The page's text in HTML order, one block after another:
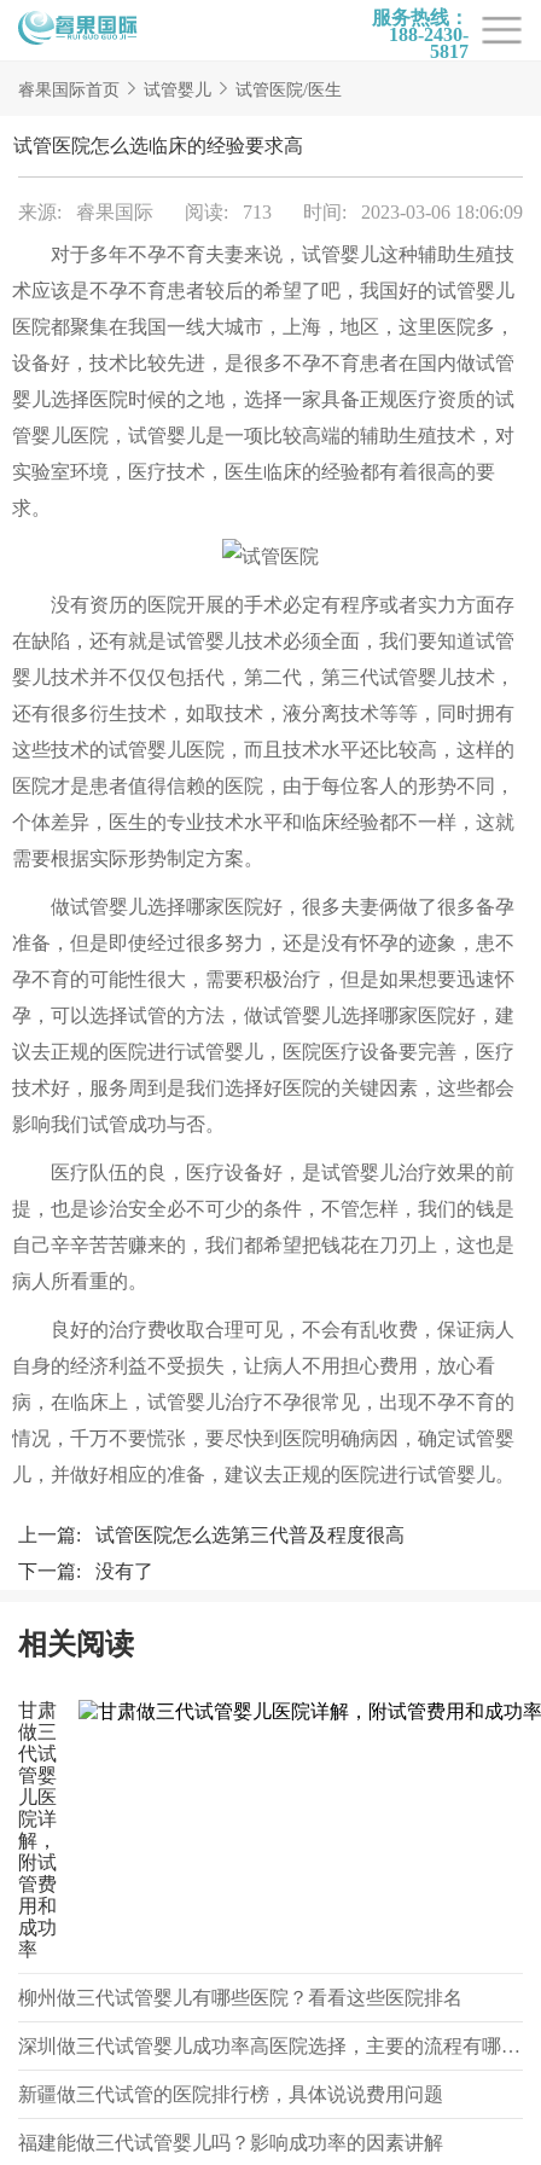
服务热线：
188-2430-
5817
首页
试管项目
试管百科
试管医院
睿果国际
睿果国际首页 试管婴儿 试管医院/医生
试管医院怎么选临床的经验要求高
来源: 睿果国际 阅读: 713 时间: 2023-03-06 18:06:09
对于多年不孕不育夫妻来说，试管婴儿这种辅助生殖技
术应该是不孕不育患者较后的希望了吧，我国好的试管婴儿
医院都聚集在我国一线大城市，上海，地区，这里医院多，
设备好，技术比较先进，是很多不孕不育患者在国内做试管
婴儿选择医院时候的之地，选择一家具备正规医疗资质的试
管婴儿医院，试管婴儿是一项比较高端的辅助生殖技术，对
实验室环境，医疗技术，医生临床的经验都有着很高的要
求。
没有资历的医院开展的手术必定有程序或者实力方面存
在缺陷，还有就是试管婴儿技术必须全面，我们要知道试管
婴儿技术并不仅仅包括代，第二代，第三代试管婴儿技术，
还有很多衍生技术，如取技术，液分离技术等等，同时拥有
这些技术的试管婴儿医院，而且技术水平还比较高，这样的
医院才是患者值得信赖的医院，由于每位客人的形势不同，
个体差异，医生的专业技术水平和临床经验都不一样，这就
需要根据实际形势制定方案。
做试管婴儿选择哪家医院好，很多夫妻俩做了很多备孕
准备，但是即使经过很多努力，还是没有怀孕的迹象，患不
孕不育的可能性很大，需要积极治疗，但是如果想要迅速怀
孕，可以选择试管的方法，做试管婴儿选择哪家医院好，建
议去正规的医院进行试管婴儿，医院医疗设备要完善，医疗
技术好，服务周到是我们选择好医院的关键因素，这些都会
影响我们试管成功与否。
医疗队伍的良，医疗设备好，是试管婴儿治疗效果的前
提，也是诊治安全必不可少的条件，不管怎样，我们的钱是
自己辛辛苦苦赚来的，我们都希望把钱花在刀刃上，这也是
病人所看重的。
良好的治疗费收取合理可见，不会有乱收费，保证病人
自身的经济利益不受损失，让病人不用担心费用，放心看
病，在临床上，试管婴儿治疗不孕很常见，出现不孕不育的
情况，千万不要慌张，要尽快到医院明确病因，确定试管婴
儿，并做好相应的准备，建议去正规的医院进行试管婴儿。
上一篇: 试管医院怎么选第三代普及程度很高
下一篇: 没有了
相关阅读
甘肃
做三
代试
管婴
儿医
院详
解，
附试
管费
用和
成功
率
柳州做三代试管婴儿有哪些医院？看看这些医院排名
深圳做三代试管婴儿成功率高医院选择，主要的流程有哪些？
新疆做三代试管的医院排行榜，具体说说费用问题
福建能做三代试管婴儿吗？影响成功率的因素讲解